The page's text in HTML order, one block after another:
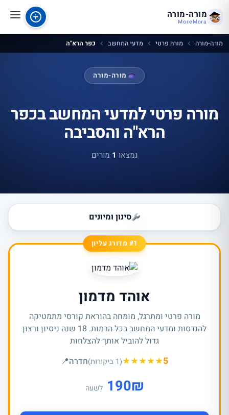
מורה-מורה
MoreMora
מורה-מורה מורה פרטי מדעי המחשב כפר הרא"ה
מורה-מורה
מורה פרטי למדעי המחשב בכפר
הרא"ה והסביבה
נמצאו 1 מורים
סינון ומיונים
#1 מדורג עליון
אוהד מדמון
מורה פרטי ומתרגל, מומחה בהוראת קורסי מתמטיקה
להנדסות ומדעי המחשב בכל הרמות. 18 שנה ניסיון ורצון
גדול להוביל אותך להצלחות
(1 ביקורות)★★★★★5 חדרה📍
₪
190 לשעה